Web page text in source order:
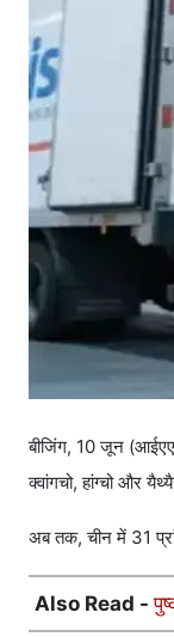
बीजिंग, 10 जून
क्वांगचो, हांग्चो और
अब तक, चीन में 31
Also Read -